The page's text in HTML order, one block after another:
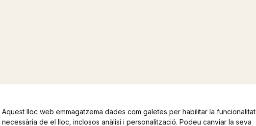
Aquest lloc web emmagatzema dades com galetes per habilitar la funcionalitat
necessària de el lloc, inclosos anàlisi i personalització. Podeu canviar la seva